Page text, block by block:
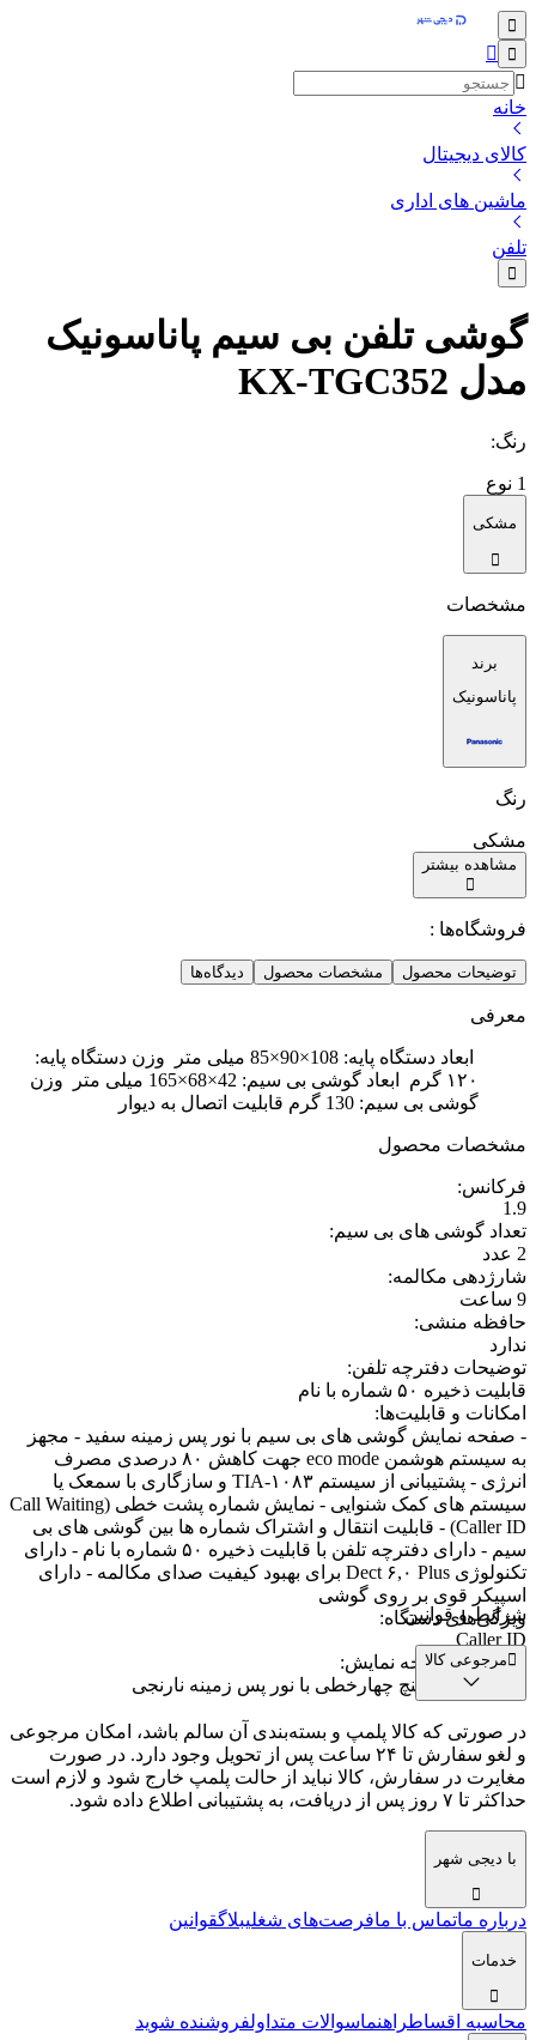
خانه
کالای دیجیتال
ماشین های اداری
تلفن
گوشی تلفن بی سیم پاناسونیک
مدل KX-TGC352
رنگ:
1 نوع
مشکی
مشخصات
برند
پاناسونیک
رنگ
مشکی
مشاهده بیشتر
فروشگاه‌ها :
توضیحات محصول مشخصات محصول دیدگاه‌ها
معرفی
ابعاد دستگاه پایه: 108×90×85 میلی متر وزن دستگاه پایه:
۱۲۰ گرم ابعاد گوشی بی سیم: 42×68×165 میلی متر وزن
گوشی بی سیم: 130 گرم قابلیت اتصال به دیوار
مشخصات محصول
فرکانس:
1.9
تعداد گوشی های بی سیم:
2 عدد
شارژدهی مکالمه:
9 ساعت
حافظه منشی:
ندارد
توضیحات دفترچه تلفن:
قابلیت ذخیره ۵۰ شماره با نام
امکانات و قابلیت‌ها:
- صفحه نمایش گوشی های بی سیم با نور پس زمینه سفید - مجهز
به سیستم هوشمن eco mode جهت کاهش ۸۰ درصدی مصرف
انرژی - پشتیبانی از سیستم TIA-۱۰۸۳ و سازگاری با سمعک یا
سیستم های کمک شنوایی - نمایش شماره پشت خطی (Call Waiting
Caller ID) - قابلیت انتقال و اشتراک شماره ها بین گوشی های بی
سیم - دارای دفترچه تلفن با قابلیت ذخیره ۵۰ شماره با نام - دارای
تکنولوژی Dect ۶,۰ Plus برای بهبود کیفیت صدای مکالمه - دارای
اسپیکر قوی بر روی گوشی
ویژگی‌های دستگاه:
Caller ID
توضیحات صفحه نمایش:
نمایشگر ۱,۶ اینچ چهارخطی با نور پس زمینه نارنجی
شرایط و قوانین
مرجوعی کالا
در صورتی که کالا پلمپ و بسته‌بندی آن سالم باشد، امکان مرجوعی
و لغو سفارش تا ۲۴ ساعت پس از تحویل وجود دارد. در صورت
مغایرت در سفارش، کالا نباید از حالت پلمپ خارج شود و لازم است
حداکثر تا ۷ روز پس از دریافت، به پشتیبانی اطلاع داده شود.
با دیجی شهر
درباره ماتماس با مافرصت‌های شغلیبلاگقوانین
خدمات
محاسبه اقساطراهنماسوالات متداولفروشنده شوید